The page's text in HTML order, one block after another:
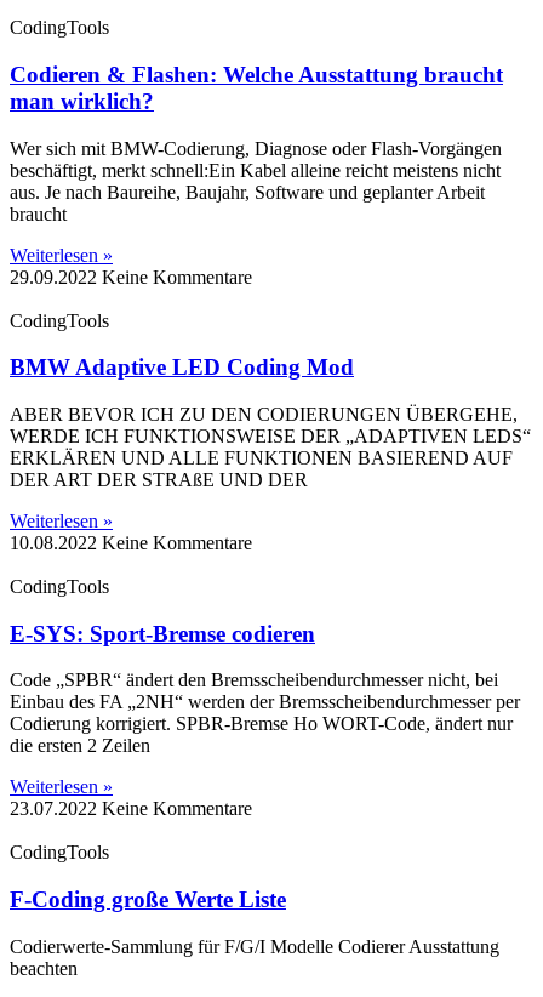
CodingTools
Codieren & Flashen: Welche Ausstattung braucht
man wirklich?
Wer sich mit BMW-Codierung, Diagnose oder Flash-Vorgängen
beschäftigt, merkt schnell:Ein Kabel alleine reicht meistens nicht
aus. Je nach Baureihe, Baujahr, Software und geplanter Arbeit
braucht
Weiterlesen »
29.09.2022 Keine Kommentare
CodingTools
BMW Adaptive LED Coding Mod
ABER BEVOR ICH ZU DEN CODIERUNGEN ÜBERGEHE,
WERDE ICH FUNKTIONSWEISE DER „ADAPTIVEN LEDS“
ERKLÄREN UND ALLE FUNKTIONEN BASIEREND AUF
DER ART DER STRAßE UND DER
Weiterlesen »
10.08.2022 Keine Kommentare
CodingTools
E-SYS: Sport-Bremse codieren
Code „SPBR“ ändert den Bremsscheibendurchmesser nicht, bei
Einbau des FA „2NH“ werden der Bremsscheibendurchmesser per
Codierung korrigiert. SPBR-Bremse Ho WORT-Code, ändert nur
die ersten 2 Zeilen
Weiterlesen »
23.07.2022 Keine Kommentare
CodingTools
F-Coding große Werte Liste
Codierwerte-Sammlung für F/G/I Modelle Codierer Ausstattung
beachten